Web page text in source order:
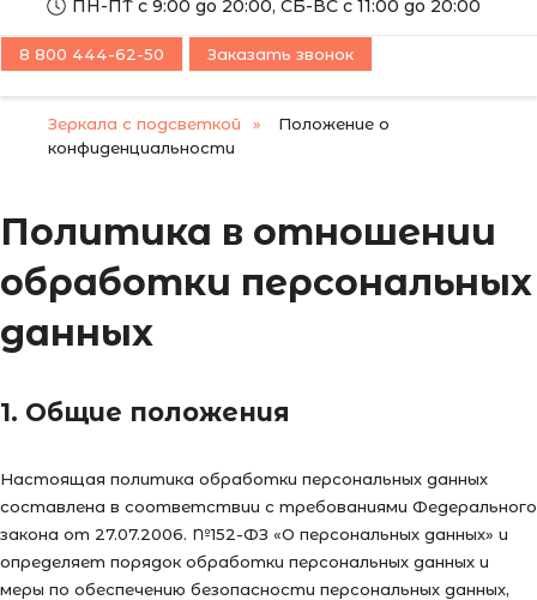
ПН-ПТ с 9:00 до 20:00, СБ-ВС с 11:00 до 20:00
8 800 444-62-50 Заказать звонок
Зеркала с подсветкой
Положение о
конфиденциальности
Политика в отношении
обработки персональных
данных
1. Общие положения
Настоящая политика обработки персональных данных
составлена в соответствии с требованиями Федерального
закона от 27.07.2006. №152-ФЗ «О персональных данных» и
определяет порядок обработки персональных данных и
меры по обеспечению безопасности персональных данных,